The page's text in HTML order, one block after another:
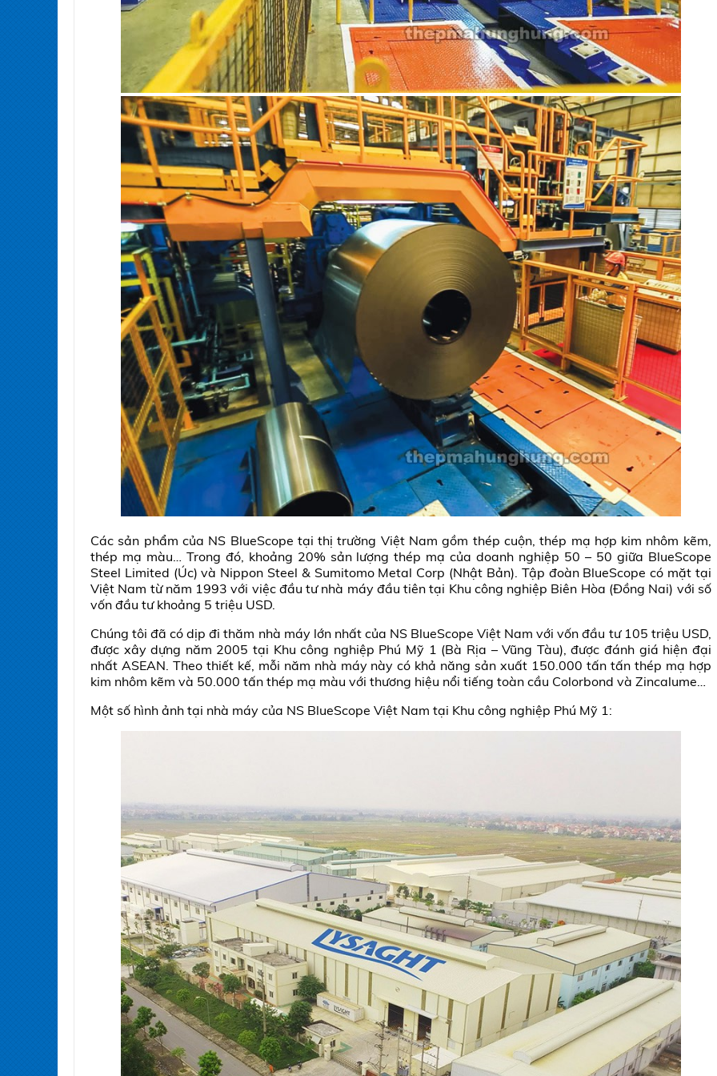
Các sản phẩm của NS BlueScope tại thị trường Việt Nam gồm thép cuộn, thép mạ hợp kim nhôm kẽm,
thép mạ màu… Trong đó, khoảng 20% sản lượng thép mạ của doanh nghiệp 50 – 50 giữa BlueScope
Steel Limited (Úc) và Nippon Steel & Sumitomo Metal Corp (Nhật Bản). Tập đoàn BlueScope có mặt tại
Việt Nam từ năm 1993 với việc đầu tư nhà máy đầu tiên tại Khu công nghiệp Biên Hòa (Đồng Nai) với số
vốn đầu tư khoảng 5 triệu USD.
Chúng tôi đã có dịp đi thăm nhà máy lớn nhất của NS BlueScope Việt Nam với vốn đầu tư 105 triệu USD,
được xây dựng năm 2005 tại Khu công nghiệp Phú Mỹ 1 (Bà Rịa – Vũng Tàu), được đánh giá hiện đại
nhất ASEAN. Theo thiết kế, mỗi năm nhà máy này có khả năng sản xuất 150.000 tấn tấn thép mạ hợp
kim nhôm kẽm và 50.000 tấn thép mạ màu với thương hiệu nổi tiếng toàn cầu Colorbond và Zincalume…
Một số hình ảnh tại nhà máy của NS BlueScope Việt Nam tại Khu công nghiệp Phú Mỹ 1: